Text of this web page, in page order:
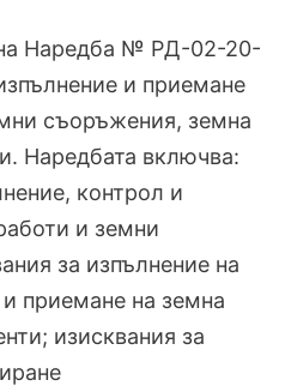
Наредба № РД-02-20-
и приемане
съоръжения, земна
Наредбата включва:
контрол и
и земни
за изпълнение на
приемане на земна
изисквания за